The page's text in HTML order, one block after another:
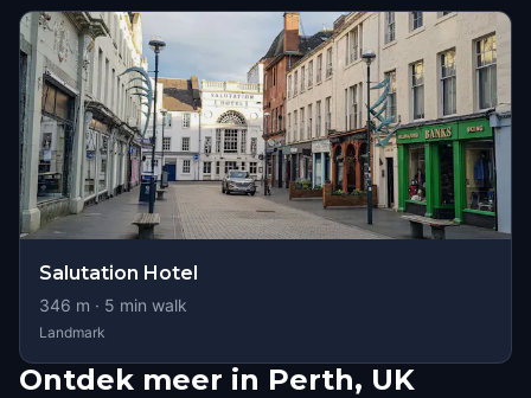
Salutation Hotel
346 m · 5 min walk
Landmark
Ontdek meer in Perth, UK